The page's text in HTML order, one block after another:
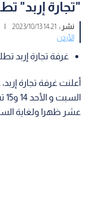
"تجارة إربد"
نشر : 14:21 2023/10/13
|
الأردن
غرفة تجارة إربد
أعلنت غرفة تجارة
عشر ظهرا ولغاية